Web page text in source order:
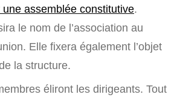
assemblée constitutive.
le nom de l’association au
Elle fixera également l’objet
la structure.
éliront les dirigeants. Tout